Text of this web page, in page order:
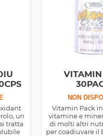
un
tratta
NON
Vitamin Pack
vitamine e
di molti altri
per coadiuvare il